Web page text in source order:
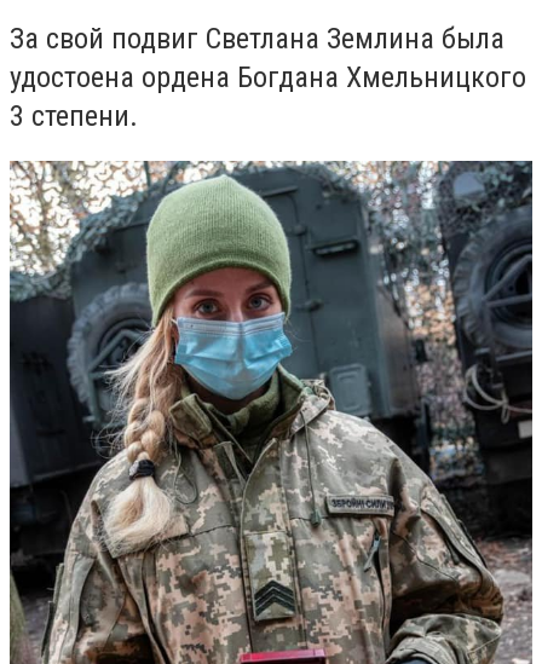
За свой подвиг Светлана Землина была
удостоена ордена Богдана Хмельницкого
3 степени.